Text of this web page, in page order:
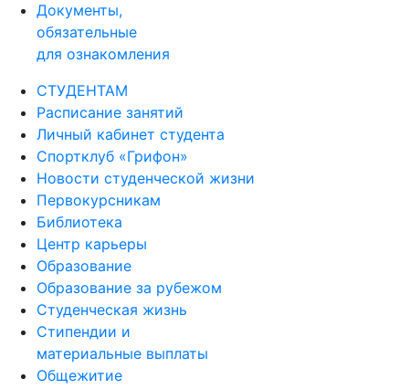
Документы,
обязательные
для ознакомления
СТУДЕНТАМ
Расписание занятий
Личный кабинет студента
Спортклуб «Грифон»
Новости студенческой жизни
Первокурсникам
Библиотека
Центр карьеры
Образование
Образование за рубежом
Студенческая жизнь
Стипендии и
материальные выплаты
Общежитие